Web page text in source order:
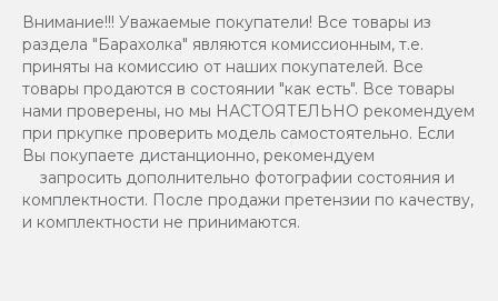
Внимание!!! Уважаемые покупатели! Все товары из
раздела "Барахолка" являются комиссионным, т.е.
приняты на комиссию от наших покупателей. Все
товары продаются в состоянии "как есть". Все товары
нами проверены, но мы НАСТОЯТЕЛЬНО рекомендуем
при пркупке проверить модель самостоятельно. Если
Вы покупаете дистанционно, рекомендуем
запросить дополнительно фотографии состояния и
комплектности. После продажи претензии по качеству,
и комплектности не принимаются.